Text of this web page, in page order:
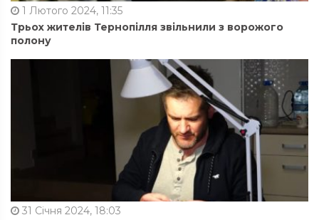
1 Лютого 2024, 11:35
Трьох жителів Тернопілля звільнили з ворожого
полону
31 Січня 2024, 18:03